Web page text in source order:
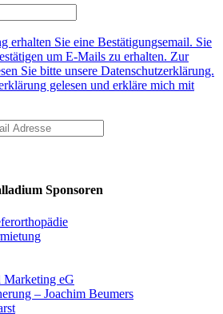
erhalten Sie eine Bestätigungsemail. Sie
um E-Mails zu erhalten. Zur
Sie bitte unsere Datenschutzerklärung.
gelesen und erkläre mich mit
Sponsoren
eG
– Joachim Beumers